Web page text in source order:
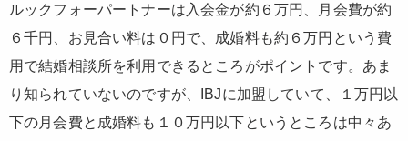
ルックフォーパートナーは入会金が約６万円、月会費が約
６千円、お見合い料は０円で、成婚料も約６万円という費
用で結婚相談所を利用できるところがポイントです。あま
り知られていないのですが、IBJに加盟していて、１万円以
下の月会費と成婚料も１０万円以下というところは中々あ